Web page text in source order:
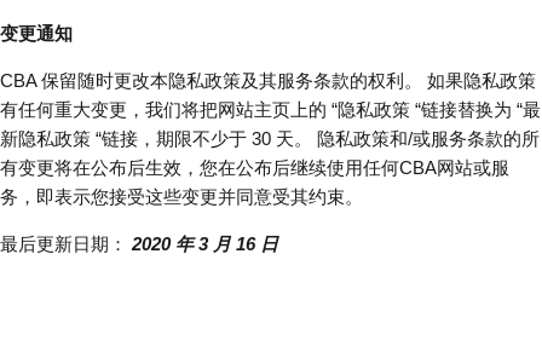
变更通知
CBA 保留随时更改本隐私政策及其服务条款的权利。 如果隐私政策
有任何重大变更，我们将把网站主页上的 “隐私政策 “链接替换为 “最
新隐私政策 “链接，期限不少于 30 天。 隐私政策和/或服务条款的所
有变更将在公布后生效，您在公布后继续使用任何CBA网站或服
务，即表示您接受这些变更并同意受其约束。
最后更新日期： 2020 年 3 月 16 日